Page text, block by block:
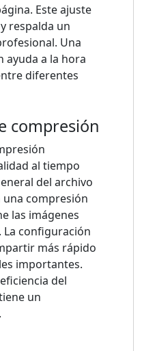
Este ajuste
respalda un
Una
ayuda a la hora
diferentes
compresión
al tiempo
del archivo
una compresión
las imágenes
La configuración
más rápido
importantes.
del
un